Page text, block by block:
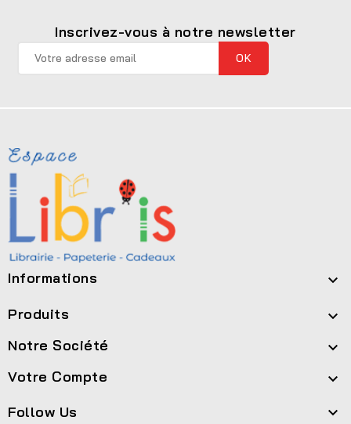
Inscrivez-vous à notre newsletter
Informations 
Produits 
Notre Société 
Votre Compte 
Follow Us 